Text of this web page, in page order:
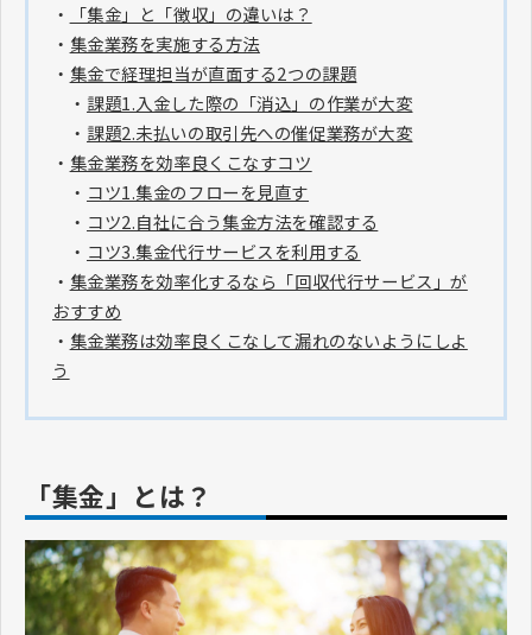
・
「集金」と「徴収」の違いは？
・ 集金業務を実施する方法
・ 集金で経理担当が直面する2つの課題
・ 課題1.入金した際の「消込」の作業が大変
・ 課題2.未払いの取引先への催促業務が大変
・ 集金業務を効率良くこなすコツ
・ コツ1.集金のフローを見直す
・ コツ2.自社に合う集金方法を確認する
・ コツ3.集金代行サービスを利用する
・ 集金業務を効率化するなら「回収代行サービス」が
おすすめ
・ 集金業務は効率良くこなして漏れのないようにしよ
う
「集金」とは？